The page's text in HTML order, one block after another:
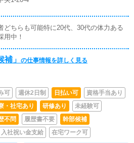
どちらも可能特に20代、30代の体力ある
用中！
補」 の仕事情報を詳しく見る
可 週休2日制 日払い可
資格手当あり
・社宅あり 研修あり
未経験可
不問 履歴書不要
幹部候補
入社祝い金支給 在宅ワーク可